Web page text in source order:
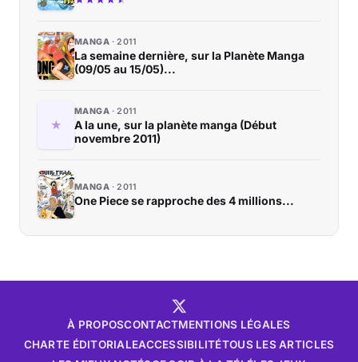
MANGA 2011
La semaine dernière, sur la Planète Manga
(09/05 au 15/05)...
MANGA 2011
A la une, sur la planète manga (Début
novembre 2011)
MANGA 2011
One Piece se rapproche des 4 millions...
À PROPOSCONTACTMENTIONS LÉGALES
CHARTE ÉDITORIALEACCESSIBILITÉTOUS LES ARTICLES